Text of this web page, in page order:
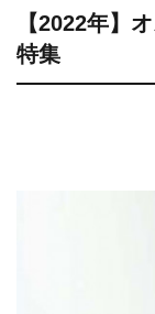
【2022年】
特集